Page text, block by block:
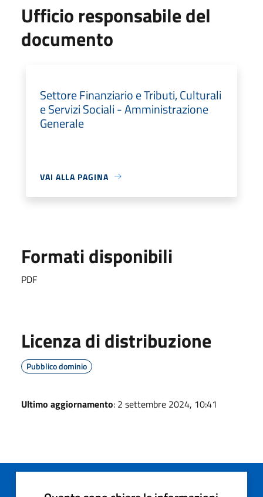
Ufficio responsabile del
documento
Settore Finanziario e Tributi, Culturali
e Servizi Sociali - Amministrazione
Generale
VAI ALLA PAGINA
Formati disponibili
PDF
Licenza di distribuzione
Pubblico dominio
Ultimo aggiornamento: 2 settembre 2024, 10:41